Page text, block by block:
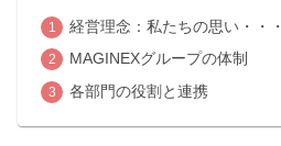
経営理念：私たちの思い・・・
MAGINEXグループの体制
各部門の役割と連携